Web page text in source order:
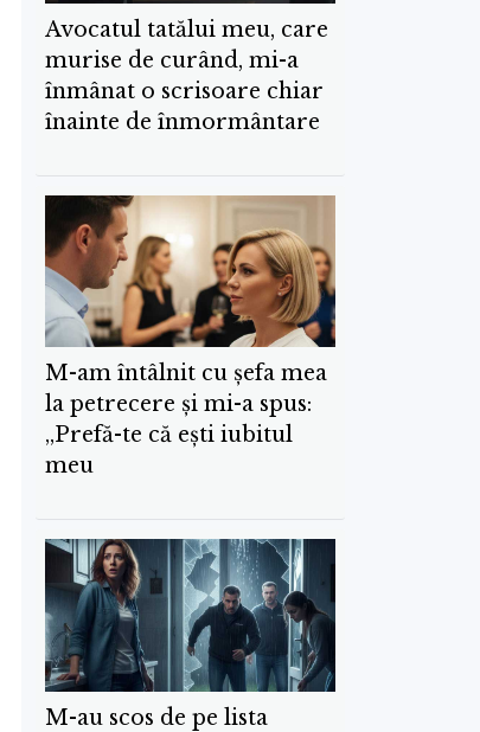
Avocatul tatălui meu, care
murise de curând, mi-a
înmânat o scrisoare chiar
înainte de înmormântare
M-am întâlnit cu șefa mea
la petrecere și mi-a spus:
„Prefă-te că ești iubitul
meu
M-au scos de pe lista